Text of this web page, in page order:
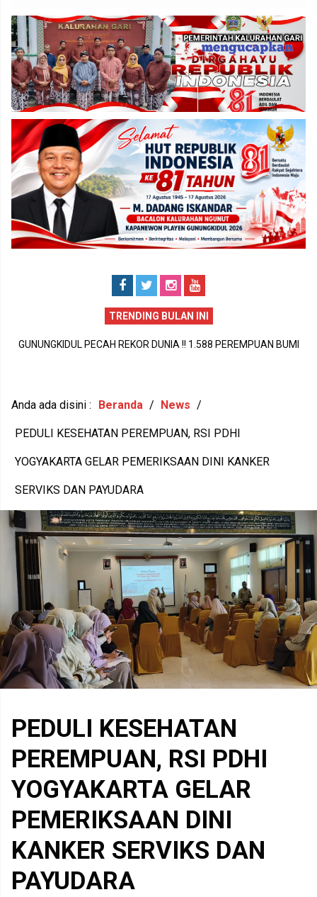
TRENDING BULAN INI
PERISTIWA DUKA DI SIDOHARJO TEPUS GUNUNGKIDUL MENJADI
Anda ada disini : Beranda / News /
PEDULI KESEHATAN PEREMPUAN, RSI PDHI
YOGYAKARTA GELAR PEMERIKSAAN DINI KANKER
SERVIKS DAN PAYUDARA
PEDULI KESEHATAN
PEREMPUAN, RSI PDHI
YOGYAKARTA GELAR
PEMERIKSAAN DINI
KANKER SERVIKS DAN
PAYUDARA